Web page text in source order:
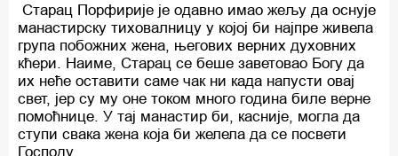
Старац Порфирије је одавно имао жељу да оснује
манастирску тиховалницу у којој би најпре живела
група побожних жена, његових верних духовних
кћери. Наиме, Старац се беше заветовао Богу да
их неће оставити саме чак ни када напусти овај
свет, јер су му оне током много година биле верне
помоћнице. У тај манастир би, касније, могла да
ступи свака жена која би желела да се посвети
Господу.